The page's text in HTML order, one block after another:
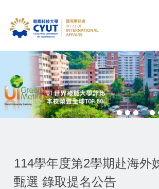
114學年度第2學期赴海外
甄選 錄取提名公告